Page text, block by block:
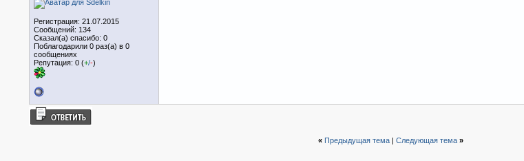
Регистрация: 21.07.2015
Сообщений: 134
Сказал(а) спасибо: 0
Поблагодарили 0 раз(а) в 0
сообщениях
Репутация: 0 (+/-)
« Предыдущая тема| Следующая тема »